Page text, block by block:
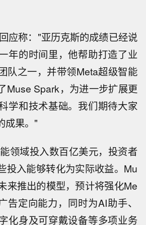
应称："亚历克斯的成绩已经说
年的时间里，他帮助打造了业
队之一，并带领Meta超级智能
Muse Spark，为进一步扩展更
学和技术基础。我们期待大家
成果。"
领域投入数百亿美元，投资者
投入能够转化为实际收益。Mu
来推出的模型，预计将强化Me
告定向能力，同时为AI助手、
化身及可穿戴设备等多项业务